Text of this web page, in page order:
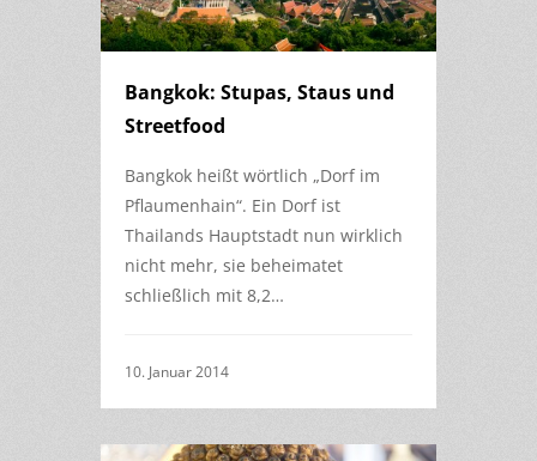
Bangkok: Stupas, Staus und
Streetfood
Bangkok heißt wörtlich „Dorf im
Pflaumenhain“. Ein Dorf ist
Thailands Hauptstadt nun wirklich
nicht mehr, sie beheimatet
schließlich mit 8,2…
10. Januar 2014